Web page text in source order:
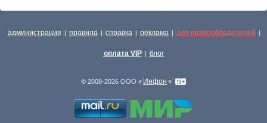
администрация | правила | справка | реклама | для правообладателей |
оплата VIP | блог
© 2008-2026 ООО « Инфон »